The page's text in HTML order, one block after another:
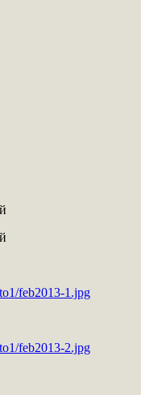
feb2013-1.jpg
feb2013-2.jpg